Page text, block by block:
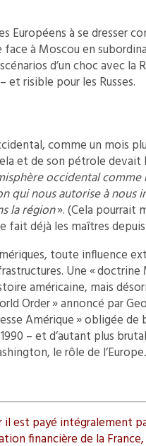
Européens à se dresser
à Moscou en
d’un choc avec la
risible pour les Russes.
comme un mois
et de son pétrole devait
occidental
qui nous autorise à nous
la région». (Cela pourrait
déjà les maîtres
toute influence
Une « doctrine
américaine, mais
Order » annoncé par
Amérique » obligée
– et d’autant plus
le rôle de
est payé intégralement
financière de la